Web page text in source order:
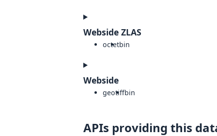
Webside ZLAS
octetbin
Webside
geotiffbin
APIs providing this